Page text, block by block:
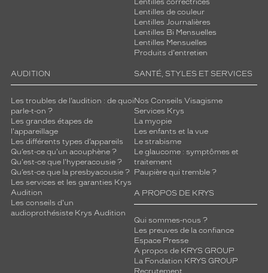
Lentilles correctrices
Lentilles de couleur
Lentilles Journalières
Lentilles Bi Mensuelles
Lentilles Mensuelles
Produits d'entretien
AUDITION
Les troubles de l’audition : de quoi
parle-t-on ?
Les grandes étapes de
l'appareillage
Les différents types d’appareils
Qu’est-ce qu'un acouphène ?
Qu'est-ce que l'hyperacousie ?
Qu’est-ce que la presbyacousie ?
Les services et les garanties Krys
Audition
Les conseils d'un
audioprothésiste Krys Audition
SANTÉ, STYLES ET SERVICES
Nos Conseils Visagisme
Services Krys
La myopie
Les enfants et la vue
Le strabisme
Le glaucome : symptômes et
traitement
Paupière qui tremble ?
A PROPOS DE KRYS
Qui sommes-nous ?
Les preuves de la confiance
Espace Presse
A propos de KRYS GROUP
La Fondation KRYS GROUP
Recrutement